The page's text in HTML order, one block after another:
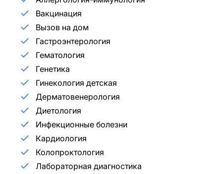
Вакцинация
Вызов на дом
Гастроэнтерология
Гематология
Генетика
Гинекология детская
Дерматовенерология
Диетология
Инфекционные болезни
Кардиология
Колопроктология
Лабораторная диагностика